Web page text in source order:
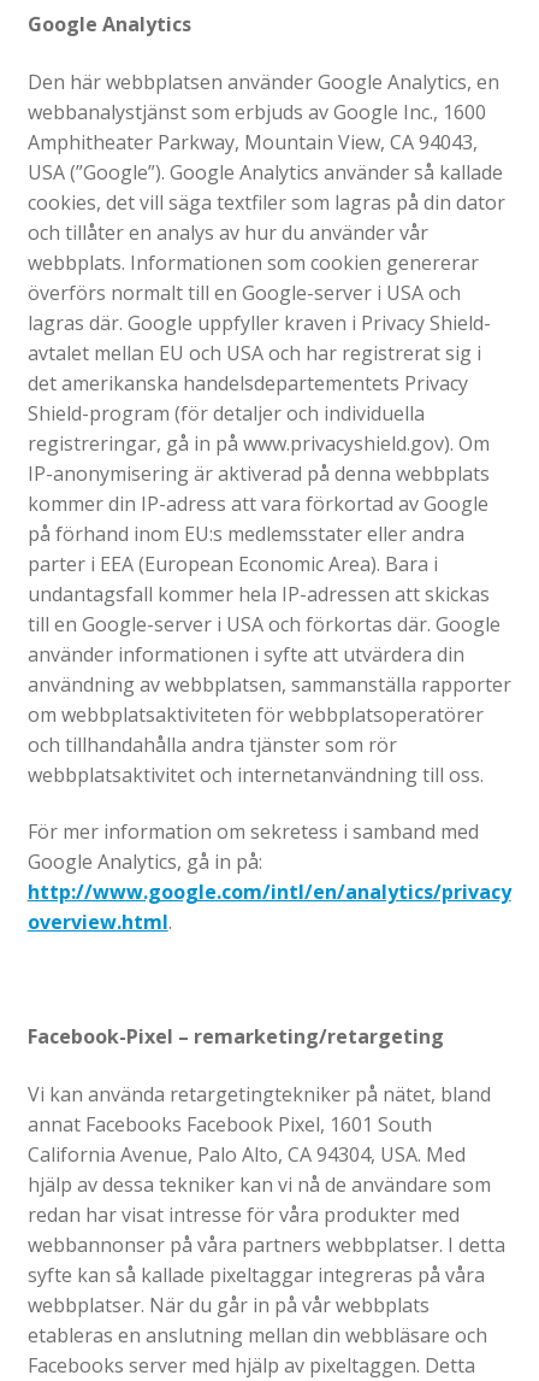
Google Analytics
Den här webbplatsen använder Google Analytics, en
webbanalystjänst som erbjuds av Google Inc., 1600
Amphitheater Parkway, Mountain View, CA 94043,
USA (”Google”). Google Analytics använder så kallade
cookies, det vill säga textfiler som lagras på din dator
och tillåter en analys av hur du använder vår
webbplats. Informationen som cookien genererar
överförs normalt till en Google-server i USA och
lagras där. Google uppfyller kraven i Privacy Shield-
avtalet mellan EU och USA och har registrerat sig i
det amerikanska handelsdepartementets Privacy
Shield-program (för detaljer och individuella
registreringar, gå in på www.privacyshield.gov). Om
IP-anonymisering är aktiverad på denna webbplats
kommer din IP-adress att vara förkortad av Google
på förhand inom EU:s medlemsstater eller andra
parter i EEA (European Economic Area). Bara i
undantagsfall kommer hela IP-adressen att skickas
till en Google-server i USA och förkortas där. Google
använder informationen i syfte att utvärdera din
användning av webbplatsen, sammanställa rapporter
om webbplatsaktiviteten för webbplatsoperatörer
och tillhandahålla andra tjänster som rör
webbplatsaktivitet och internetanvändning till oss.
För mer information om sekretess i samband med
Google Analytics, gå in på:
http://www.google.com/intl/en/analytics/privacy
overview.html.
Facebook-Pixel – remarketing/retargeting
Vi kan använda retargetingtekniker på nätet, bland
annat Facebooks Facebook Pixel, 1601 South
California Avenue, Palo Alto, CA 94304, USA. Med
hjälp av dessa tekniker kan vi nå de användare som
redan har visat intresse för våra produkter med
webbannonser på våra partners webbplatser. I detta
syfte kan så kallade pixeltaggar integreras på våra
webbplatser. När du går in på vår webbplats
etableras en anslutning mellan din webbläsare och
Facebooks server med hjälp av pixeltaggen. Detta